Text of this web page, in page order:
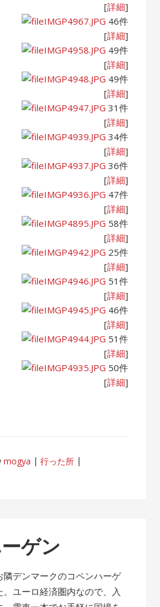
[詳細]
IMGP4967.JPG 46件
[詳細]
IMGP4958.JPG 49件
[詳細]
IMGP4948.JPG 49件
[詳細]
IMGP4947.JPG 31件
[詳細]
IMGP4939.JPG 34件
[詳細]
IMGP4937.JPG 36件
[詳細]
IMGP4936.JPG 47件
[詳細]
IMGP4895.JPG 58件
[詳細]
IMGP4942.JPG 25件
[詳細]
IMGP4946.JPG 51件
[詳細]
IMGP4945.JPG 46件
[詳細]
IMGP4944.JPG 51件
[詳細]
IMGP4935.JPG 50件
[詳細]
mogya
行った所
ゲン
デンマークのコペンハーゲ
。ユーロ経済圏内なので、入